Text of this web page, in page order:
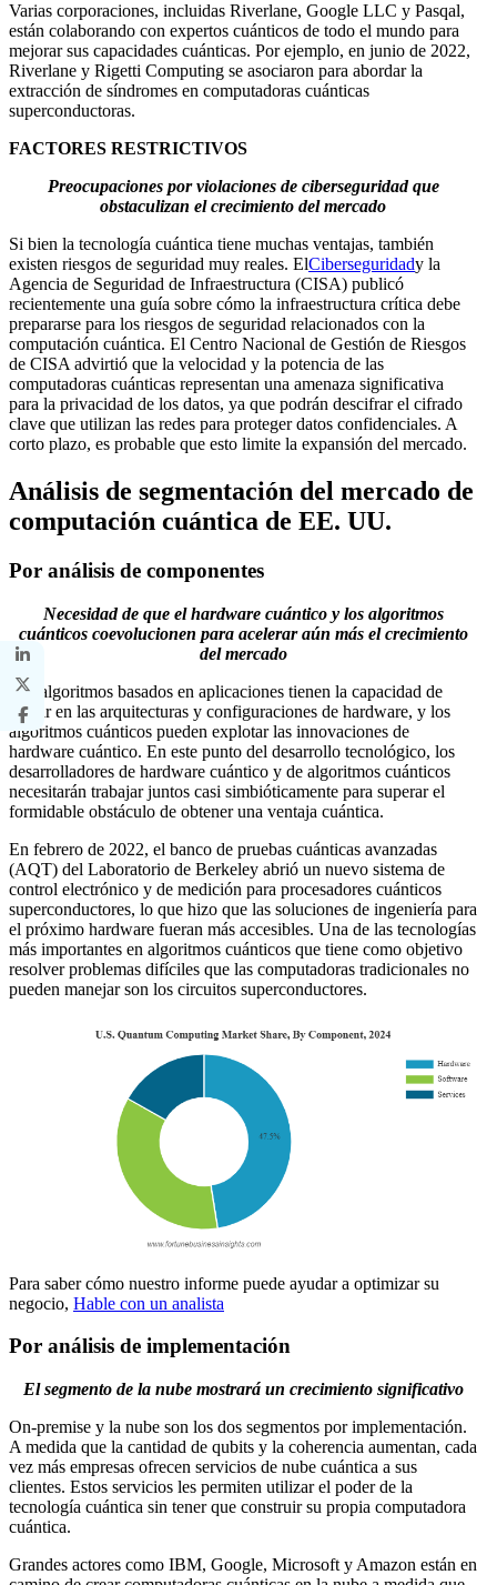
Varias corporaciones, incluidas Riverlane, Google LLC y Pasqal,
están colaborando con expertos cuánticos de todo el mundo para
mejorar sus capacidades cuánticas. Por ejemplo, en junio de 2022,
Riverlane y Rigetti Computing se asociaron para abordar la
extracción de síndromes en computadoras cuánticas
superconductoras.
FACTORES RESTRICTIVOS
Preocupaciones por violaciones de ciberseguridad que
obstaculizan el crecimiento del mercado
Si bien la tecnología cuántica tiene muchas ventajas, también
existen riesgos de seguridad muy reales. ElCiberseguridady la
Agencia de Seguridad de Infraestructura (CISA) publicó
recientemente una guía sobre cómo la infraestructura crítica debe
prepararse para los riesgos de seguridad relacionados con la
computación cuántica. El Centro Nacional de Gestión de Riesgos
de CISA advirtió que la velocidad y la potencia de las
computadoras cuánticas representan una amenaza significativa
para la privacidad de los datos, ya que podrán descifrar el cifrado
clave que utilizan las redes para proteger datos confidenciales. A
corto plazo, es probable que esto limite la expansión del mercado.
Análisis de segmentación del mercado de
computación cuántica de EE. UU.
Por análisis de componentes
Necesidad de que el hardware cuántico y los algoritmos
cuánticos coevolucionen para acelerar aún más el crecimiento
del mercado
Los algoritmos basados ​​en aplicaciones tienen la capacidad de
influir en las arquitecturas y configuraciones de hardware, y los
algoritmos cuánticos pueden explotar las innovaciones de
hardware cuántico. En este punto del desarrollo tecnológico, los
desarrolladores de hardware cuántico y de algoritmos cuánticos
necesitarán trabajar juntos casi simbióticamente para superar el
formidable obstáculo de obtener una ventaja cuántica.
En febrero de 2022, el banco de pruebas cuánticas avanzadas
(AQT) del Laboratorio de Berkeley abrió un nuevo sistema de
control electrónico y de medición para procesadores cuánticos
superconductores, lo que hizo que las soluciones de ingeniería para
el próximo hardware fueran más accesibles. Una de las tecnologías
más importantes en algoritmos cuánticos que tiene como objetivo
resolver problemas difíciles que las computadoras tradicionales no
pueden manejar son los circuitos superconductores.
Para saber cómo nuestro informe puede ayudar a optimizar su
negocio, Hable con un analista
Por análisis de implementación
El segmento de la nube mostrará un crecimiento significativo
On-premise y la nube son los dos segmentos por implementación.
A medida que la cantidad de qubits y la coherencia aumentan, cada
vez más empresas ofrecen servicios de nube cuántica a sus
clientes. Estos servicios les permiten utilizar el poder de la
tecnología cuántica sin tener que construir su propia computadora
cuántica.
Grandes actores como IBM, Google, Microsoft y Amazon están en